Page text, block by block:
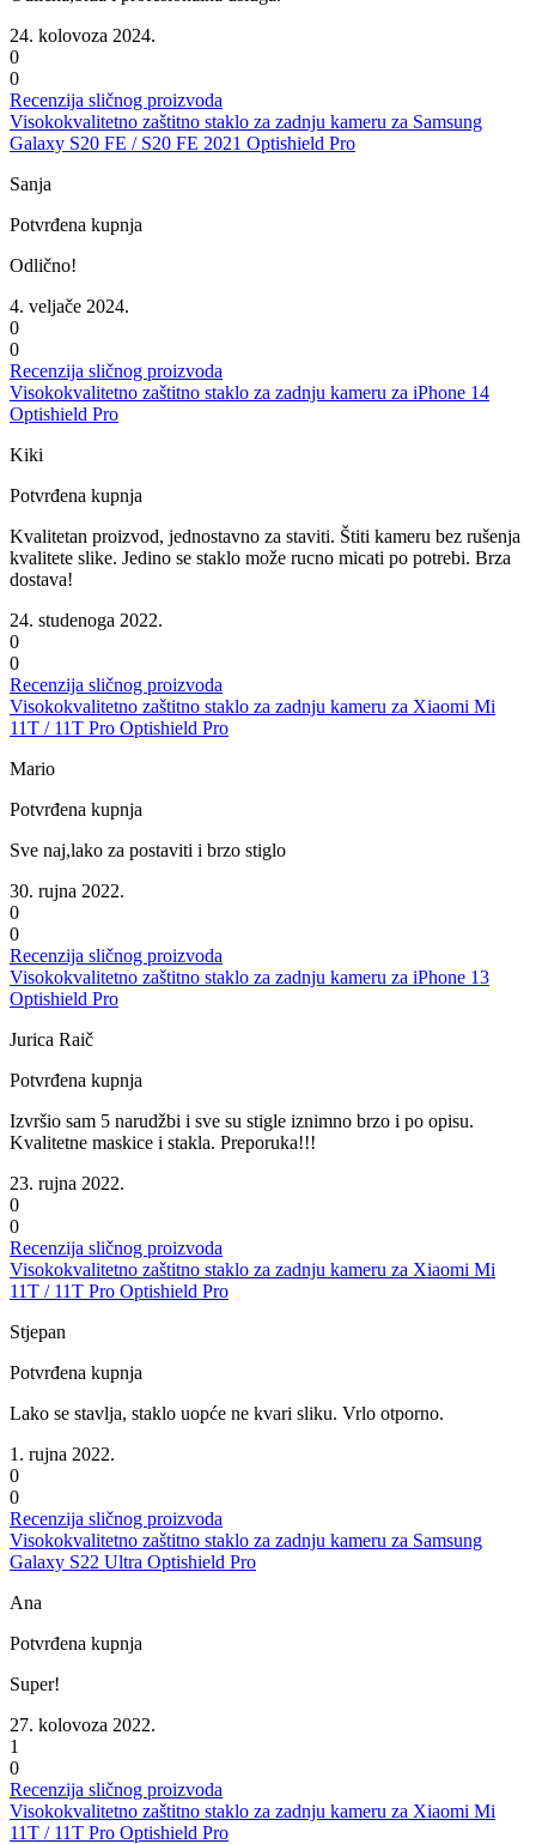
24. kolovoza 2024.
0
0
Recenzija sličnog proizvoda
Visokokvalitetno zaštitno staklo za zadnju kameru za Samsung
Galaxy S20 FE / S20 FE 2021 Optishield Pro
Sanja
Potvrđena kupnja
Odlično!
4. veljače 2024.
0
0
Recenzija sličnog proizvoda
Visokokvalitetno zaštitno staklo za zadnju kameru za iPhone 14
Optishield Pro
Kiki
Potvrđena kupnja
Kvalitetan proizvod, jednostavno za staviti. Štiti kameru bez rušenja
kvalitete slike. Jedino se staklo može rucno micati po potrebi. Brza
dostava!
24. studenoga 2022.
0
0
Recenzija sličnog proizvoda
Visokokvalitetno zaštitno staklo za zadnju kameru za Xiaomi Mi
11T / 11T Pro Optishield Pro
Mario
Potvrđena kupnja
Sve naj,lako za postaviti i brzo stiglo
30. rujna 2022.
0
0
Recenzija sličnog proizvoda
Visokokvalitetno zaštitno staklo za zadnju kameru za iPhone 13
Optishield Pro
Jurica Raič
Potvrđena kupnja
Izvršio sam 5 narudžbi i sve su stigle iznimno brzo i po opisu.
Kvalitetne maskice i stakla. Preporuka!!!
23. rujna 2022.
0
0
Recenzija sličnog proizvoda
Visokokvalitetno zaštitno staklo za zadnju kameru za Xiaomi Mi
11T / 11T Pro Optishield Pro
Stjepan
Potvrđena kupnja
Lako se stavlja, staklo uopće ne kvari sliku. Vrlo otporno.
1. rujna 2022.
0
0
Recenzija sličnog proizvoda
Visokokvalitetno zaštitno staklo za zadnju kameru za Samsung
Galaxy S22 Ultra Optishield Pro
Ana
Potvrđena kupnja
Super!
27. kolovoza 2022.
1
0
Recenzija sličnog proizvoda
Visokokvalitetno zaštitno staklo za zadnju kameru za Xiaomi Mi
11T / 11T Pro Optishield Pro